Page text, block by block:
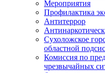
Мероприятия
Профилактика
Антитеррор
Сухоложское
областной
Комиссия по
чрезвычайных